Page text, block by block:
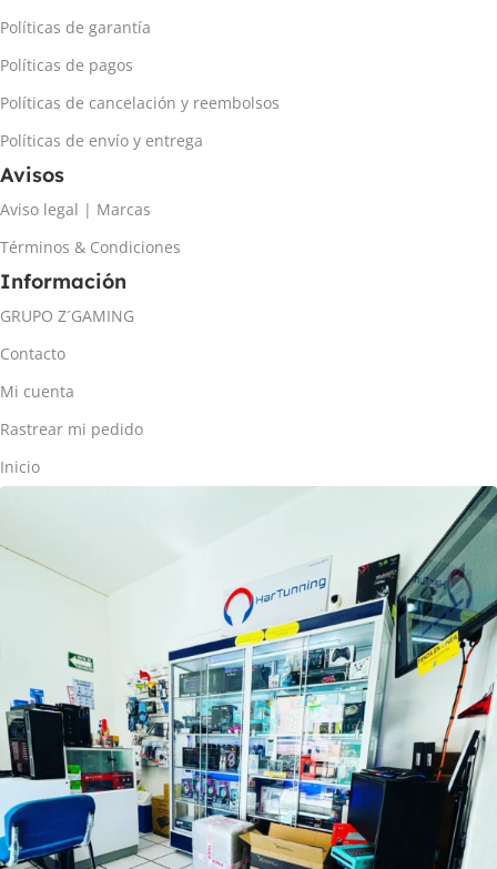
Políticas de garantía
Políticas de pagos
Políticas de cancelación y reembolsos
Políticas de envío y entrega
Avisos
Aviso legal | Marcas
Términos & Condiciones
Información
GRUPO Z´GAMING
Contacto
Mi cuenta
Rastrear mi pedido
Inicio